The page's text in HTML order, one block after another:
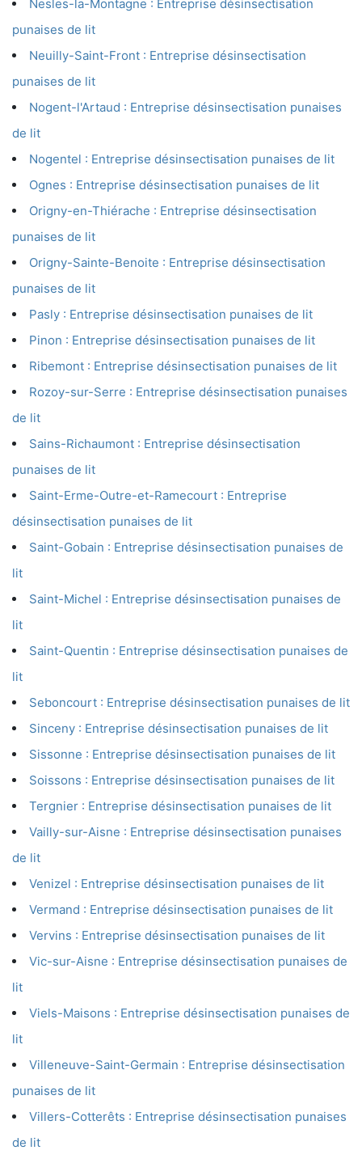
Nesles-la-Montagne : Entreprise désinsectisation
punaises de lit
Neuilly-Saint-Front : Entreprise désinsectisation
punaises de lit
Nogent-l'Artaud : Entreprise désinsectisation punaises
de lit
Nogentel : Entreprise désinsectisation punaises de lit
Ognes : Entreprise désinsectisation punaises de lit
Origny-en-Thiérache : Entreprise désinsectisation
punaises de lit
Origny-Sainte-Benoite : Entreprise désinsectisation
punaises de lit
Pasly : Entreprise désinsectisation punaises de lit
Pinon : Entreprise désinsectisation punaises de lit
Ribemont : Entreprise désinsectisation punaises de lit
Rozoy-sur-Serre : Entreprise désinsectisation punaises
de lit
Sains-Richaumont : Entreprise désinsectisation
punaises de lit
Saint-Erme-Outre-et-Ramecourt : Entreprise
désinsectisation punaises de lit
Saint-Gobain : Entreprise désinsectisation punaises de
lit
Saint-Michel : Entreprise désinsectisation punaises de
lit
Saint-Quentin : Entreprise désinsectisation punaises de
lit
Seboncourt : Entreprise désinsectisation punaises de lit
Sinceny : Entreprise désinsectisation punaises de lit
Sissonne : Entreprise désinsectisation punaises de lit
Soissons : Entreprise désinsectisation punaises de lit
Tergnier : Entreprise désinsectisation punaises de lit
Vailly-sur-Aisne : Entreprise désinsectisation punaises
de lit
Venizel : Entreprise désinsectisation punaises de lit
Vermand : Entreprise désinsectisation punaises de lit
Vervins : Entreprise désinsectisation punaises de lit
Vic-sur-Aisne : Entreprise désinsectisation punaises de
lit
Viels-Maisons : Entreprise désinsectisation punaises de
lit
Villeneuve-Saint-Germain : Entreprise désinsectisation
punaises de lit
Villers-Cotterêts : Entreprise désinsectisation punaises
de lit